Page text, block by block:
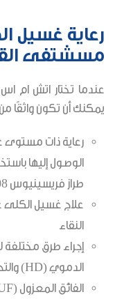
رعاية غسيل
مسشتفى
عندما تختار اتش ام
يمكنك أن تكون واثقًا
رعاية ذات مستوى
الوصول إليها
طراز فريسينيوس 5008
علاج غسيل الكلى
النقاء
إجراء طرق مختلفة
الدموي (HD) والتحال الدموي (HDF) والترشيح
الفائق المعزول (Iso-UF)